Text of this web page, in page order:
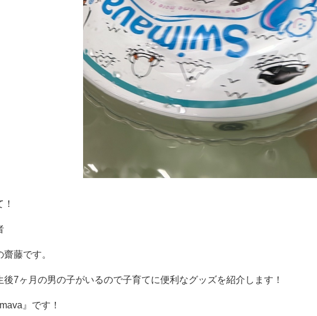
藤です。
後7ヶ月の男の子がいるので子育てに便利なグッズを紹介します！
』です！